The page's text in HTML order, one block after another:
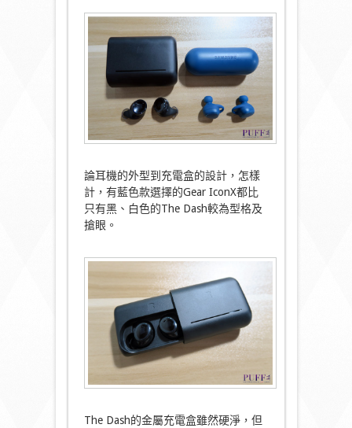
論耳機的外型到充電盒的設計，怎樣
計，有藍色款選擇的Gear IconX都比
只有黑、白色的The Dash較為型格及
搶眼。
The Dash的金屬充電盒雖然硬淨，但